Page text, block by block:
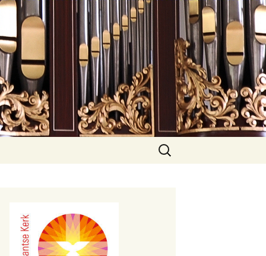
Zoeken
naar: